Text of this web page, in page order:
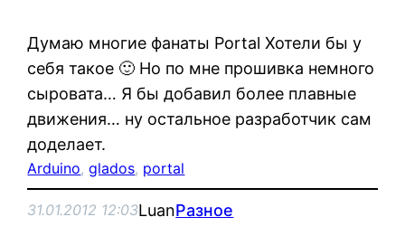
Думаю многие фанаты Portal Хотели бы у
себя такое 🙂 Но по мне прошивка немного
сыровата… Я бы добавил более плавные
движения… ну остальное разработчик сам
доделает.
Arduino, glados, portal
31.01.2012 12:03LuanРазное